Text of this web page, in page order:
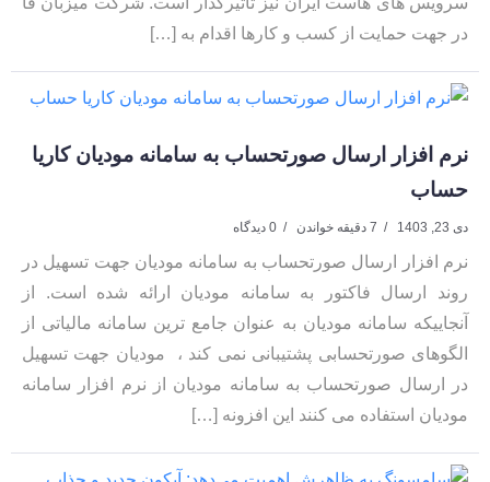
در جهت حمایت از کسب و کارها اقدام به […]
نرم افزار ارسال صورتحساب به سامانه مودیان کاریا
حساب
دی 23, 1403 7 دقیقه خواندن 0 دیدگاه
نرم افزار ارسال صورتحساب به سامانه مودیان جهت تسهیل در
روند ارسال فاکتور به سامانه مودیان ارائه شده است. از
آنجاییکه سامانه مودیان به عنوان جامع ترین سامانه مالیاتی از
الگوهای صورتحسابی پشتیبانی نمی کند ، مودیان جهت تسهیل
در ارسال صورتحساب به سامانه مودیان از نرم افزار سامانه
مودیان استفاده می کنند این افزونه […]